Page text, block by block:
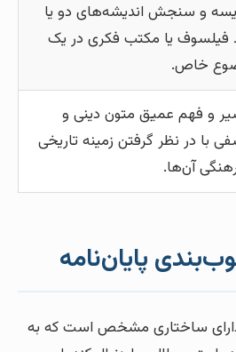
و سنجش اندیشه‌های دو یا
فیلسوف یا مکتب فکری در یک
خاص.
و فهم عمیق متون دینی و
با در نظر گرفتن زمینه تاریخی
آن‌ها.
پایان‌نامه
دارای ساختاری مشخص است که به